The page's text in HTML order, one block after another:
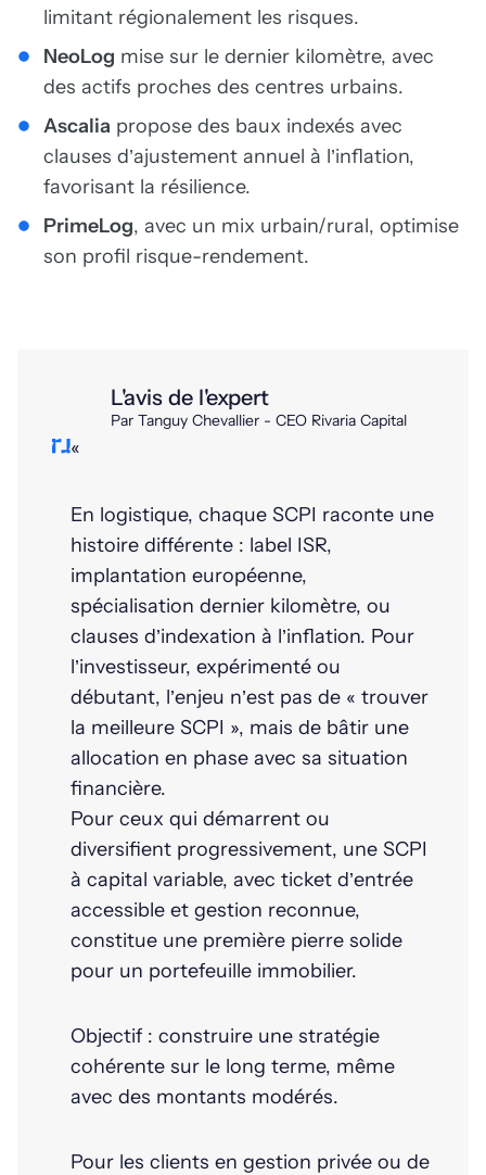
limitant régionalement les risques.
NeoLog mise sur le dernier kilomètre, avec
des actifs proches des centres urbains.
Ascalia propose des baux indexés avec
clauses d’ajustement annuel à l’inflation,
favorisant la résilience.
PrimeLog, avec un mix urbain/rural, optimise
son profil risque-rendement.
L'avis de l'expert
Par Tanguy Chevallier - CEO Rivaria Capital
«
En logistique, chaque SCPI raconte une
histoire différente : label ISR,
implantation européenne,
spécialisation dernier kilomètre, ou
clauses d’indexation à l’inflation. Pour
l’investisseur, expérimenté ou
débutant, l’enjeu n’est pas de « trouver
la meilleure SCPI », mais de bâtir une
allocation en phase avec sa situation
financière.
Pour ceux qui démarrent ou
diversifient progressivement, une SCPI
à capital variable, avec ticket d’entrée
accessible et gestion reconnue,
constitue une première pierre solide
pour un portefeuille immobilier.
Objectif : construire une stratégie
cohérente sur le long terme, même
avec des montants modérés.
Pour les clients en gestion privée ou de